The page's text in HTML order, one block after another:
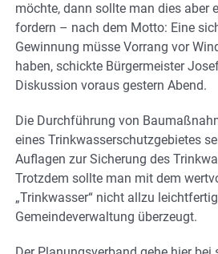
möchte, dann sollte man dies aber
fordern – nach dem Motto: Eine
Gewinnung müsse Vorrang vor
haben, schickte Bürgermeister
Diskussion voraus gestern Abend.
Die Durchführung von
eines Trinkwasserschutzgebietes
Auflagen zur Sicherung des
Trotzdem sollte man mit dem
„Trinkwasser“ nicht allzu
Gemeindeverwaltung überzeugt.